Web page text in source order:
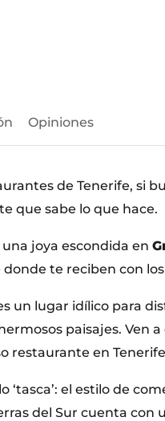
Opiniones
de Tenerife, si
que sabe lo que hace.
una joya escondida en
te reciben con
un lugar idílico para
paisajes. Ven
restaurante en
‘tasca’: el estilo de
del Sur cuenta